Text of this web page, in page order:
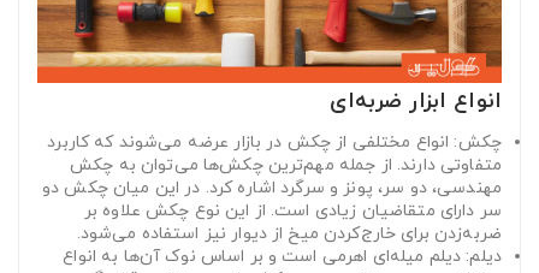
انواع ابزار ضربه‌ای
چکش: انواع مختلفی از چکش در بازار عرضه می‌شوند که کاربرد
متفاوتی دارند. از جمله مهم‌ترین چکش‌ها می‌توان به چکش
مهندسی، دو سر، پونز و سرگرد اشاره کرد. در این میان چکش دو
سر دارای متقاضیان زیادی است. از این نوع چکش علاوه بر
ضربه‌زدن برای خارج‌کردن میخ از دیوار نیز استفاده می‌شود.
دیلم: دیلم میله‌ای اهرمی است و بر اساس نوک آن‌ها به انواع